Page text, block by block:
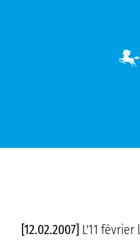
[12.02.2007] L'11